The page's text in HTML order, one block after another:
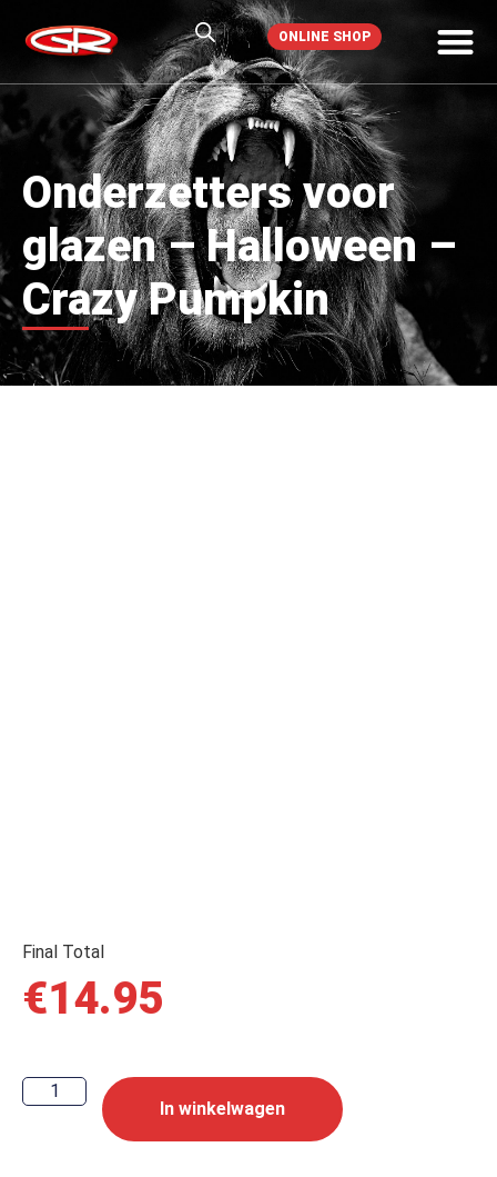
ONLINE SHOP
Onderzetters voor
glazen – Halloween –
Crazy Pumpkin
Final Total
€14.95
In winkelwagen